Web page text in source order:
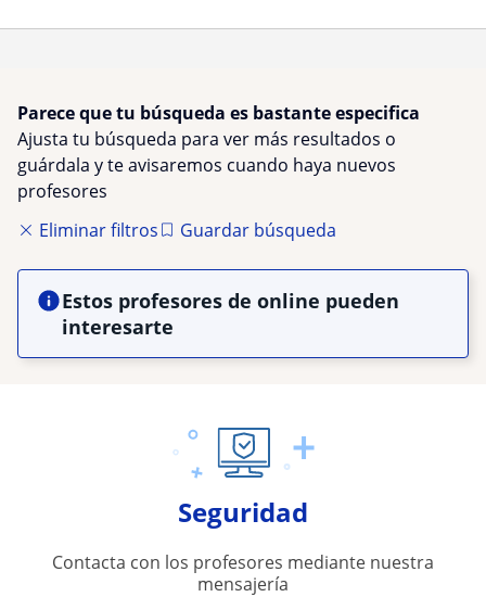
Parece que tu búsqueda es bastante especifica
Ajusta tu búsqueda para ver más resultados o
guárdala y te avisaremos cuando haya nuevos
profesores
Eliminar filtros
Guardar búsqueda
Estos profesores de online pueden
interesarte
Seguridad
Contacta con los profesores mediante nuestra
mensajería